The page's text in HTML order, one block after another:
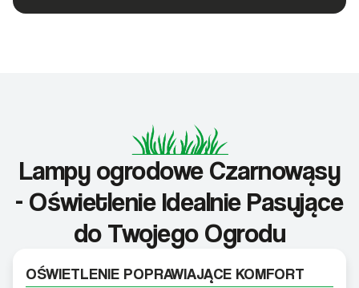
Lampy ogrodowe Czarnowąsy
- Oświetlenie Idealnie Pasujące
do Twojego Ogrodu
OŚWIETLENIE POPRAWIAJĄCE KOMFORT